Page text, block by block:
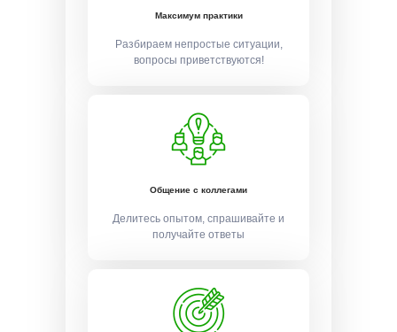
Максимум практики
Разбираем непростые ситуации,
вопросы приветствуются!
Общение с коллегами
Делитесь опытом, спрашивайте и
получайте ответы